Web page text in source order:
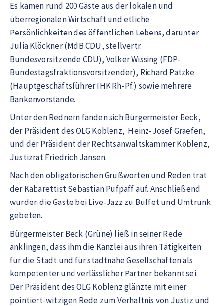
Es kamen rund 200 Gäste aus der lokalen und
überregionalen Wirtschaft und etliche
Persönlichkeiten des öffentlichen Lebens, darunter
Julia Klöckner (MdB CDU, stellvertr.
Bundesvorsitzende CDU), Volker Wissing (FDP-
Bundestagsfraktionsvorsitzender), Richard Patzke
(Hauptgeschäftsführer IHK Rh-Pf.) sowie mehrere
Bankenvorstände.
Unter den Rednern fanden sich Bürgermeister Beck,
der Präsident des OLG Koblenz, Heinz-Josef Graefen,
und der Präsident der Rechtsanwaltskammer Koblenz,
Justizrat Friedrich Jansen.
Nach den obligatorischen Grußworten und Reden trat
der Kabarettist Sebastian Pufpaff auf. Anschließend
wurden die Gäste bei Live-Jazz zu Buffet und Umtrunk
gebeten.
Bürgermeister Beck (Grüne) ließ in seiner Rede
anklingen, dass ihm die Kanzlei aus ihren Tätigkeiten
für die Stadt und für stadtnahe Gesellschaften als
kompetenter und verlässlicher Partner bekannt sei.
Der Präsident des OLG Koblenz glänzte mit einer
pointiert-witzigen Rede zum Verhältnis von Justiz und